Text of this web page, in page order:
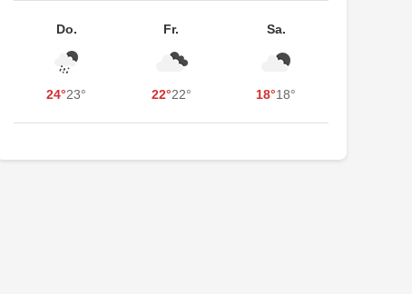
Do.
24°23°
Fr.
22°22°
Sa.
18°18°